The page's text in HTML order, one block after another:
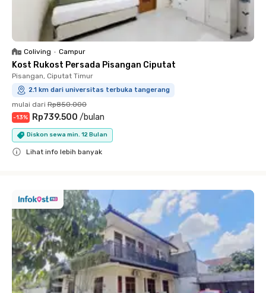
Coliving • Campur
Kost Rukost Persada Pisangan Ciputat
Pisangan, Ciputat Timur
2.1 km dari universitas terbuka tangerang
mulai dari Rp850.000
-13% Rp739.500 /bulan
Diskon sewa min. 12 Bulan
Lihat info lebih banyak